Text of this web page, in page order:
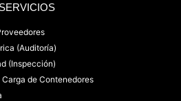
SERVICIOS
(Auditoría)
(Inspección)
de Contenedores